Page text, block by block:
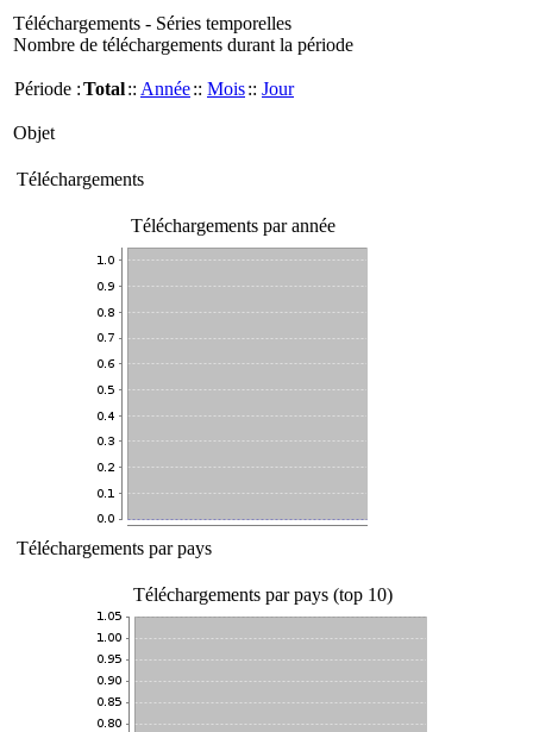
Téléchargements - Séries temporelles
Nombre de téléchargements durant la période
Période :Total:: Année:: Mois:: Jour
Objet
Téléchargements
Téléchargements par année
Téléchargements par pays
Téléchargements par pays (top 10)